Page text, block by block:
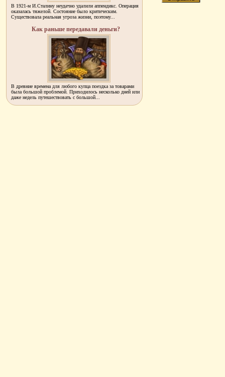
В 1921-м И.Сталину неудачно удалили аппендикс. Операция
оказалась тяжелой. Состояние было критическим.
Существовала реальная угроза жизни, поэтому...
Как раньше передавали деньги?
В древние времена для любого купца поездка за товарами
была большой проблемой. Приходилось несколько дней или
даже недель путешествовать с большой...